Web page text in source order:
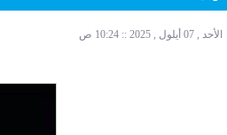
الأحد , 07 أيلول , 2025 :: 10:24 ص